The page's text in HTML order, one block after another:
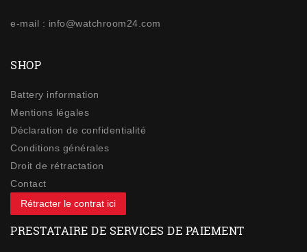
e-mail : info@watchroom24.com
SHOP
Battery information
Mentions légales
Déclaration de confidentialité
Conditions générales
Droit de rétractation
Contact
Rétracter le contrat ici
PRESTATAIRE DE SERVICES DE PAIEMENT